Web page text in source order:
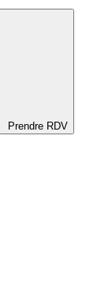
Prendre RDV